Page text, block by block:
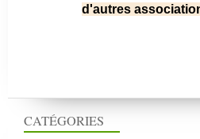
CATÉGORIES
d'autres